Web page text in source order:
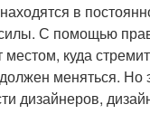
в
С помощью
местом, куда
меняться. Но
дизайнеров,